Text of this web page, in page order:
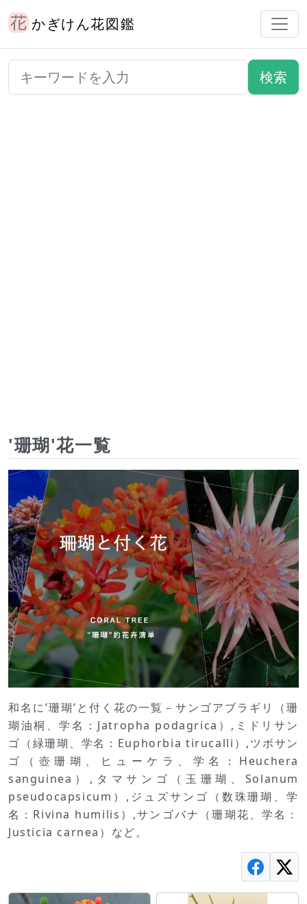
かぎけん花図鑑
'珊瑚'花一覧
和名に’珊瑚’と付く花の一覧－サンゴアブラギリ（珊
瑚油桐、学名：Jatropha podagrica）,ミドリサン
ゴ（緑珊瑚、学名：Euphorbia tirucalli）,ツボサン
ゴ（壺珊瑚、ヒューケラ、学名：Heuchera
sanguinea）,タマサンゴ（玉珊瑚、Solanum
pseudocapsicum）,ジュズサンゴ（数珠珊瑚、学
名：Rivina humilis）,サンゴバナ（珊瑚花、学名：
Justicia carnea）など。